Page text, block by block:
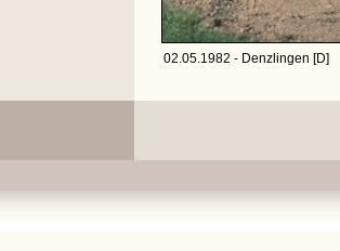
02.05.1982 - Denzlingen [D]